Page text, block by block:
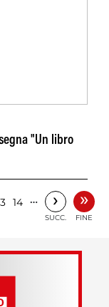
"Un libro
14 … ›
SUCC.
»
FINE